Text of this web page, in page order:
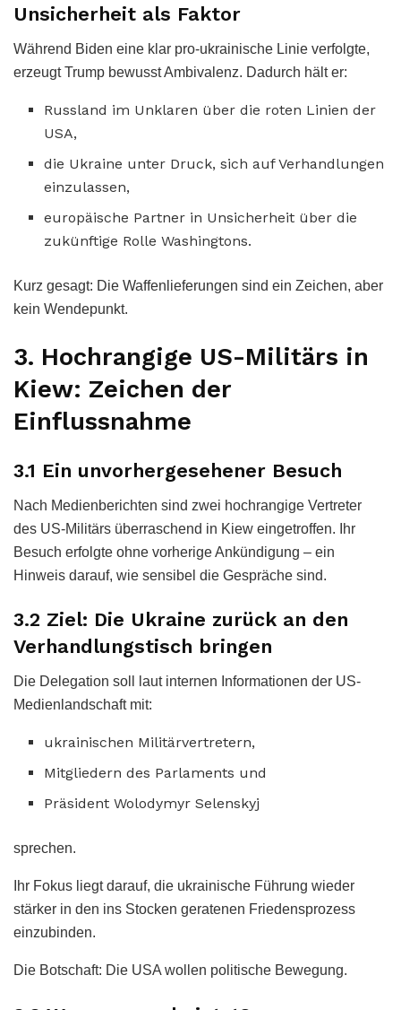
Unsicherheit als Faktor
Während Biden eine klar pro-ukrainische Linie verfolgte,
erzeugt Trump bewusst Ambivalenz. Dadurch hält er:
Russland im Unklaren über die roten Linien der
USA,
die Ukraine unter Druck, sich auf Verhandlungen
einzulassen,
europäische Partner in Unsicherheit über die
zukünftige Rolle Washingtons.
Kurz gesagt: Die Waffenlieferungen sind ein Zeichen, aber
kein Wendepunkt.
3. Hochrangige US-Militärs in
Kiew: Zeichen der
Einflussnahme
3.1 Ein unvorhergesehener Besuch
Nach Medienberichten sind zwei hochrangige Vertreter
des US-Militärs überraschend in Kiew eingetroffen. Ihr
Besuch erfolgte ohne vorherige Ankündigung – ein
Hinweis darauf, wie sensibel die Gespräche sind.
3.2 Ziel: Die Ukraine zurück an den
Verhandlungstisch bringen
Die Delegation soll laut internen Informationen der US-
Medienlandschaft mit:
ukrainischen Militärvertretern,
Mitgliedern des Parlaments und
Präsident Wolodymyr Selenskyj
sprechen.
Ihr Fokus liegt darauf, die ukrainische Führung wieder
stärker in den ins Stocken geratenen Friedensprozess
einzubinden.
Die Botschaft: Die USA wollen politische Bewegung.